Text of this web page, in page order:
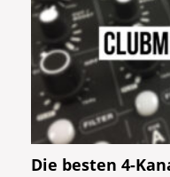
Die besten 4-